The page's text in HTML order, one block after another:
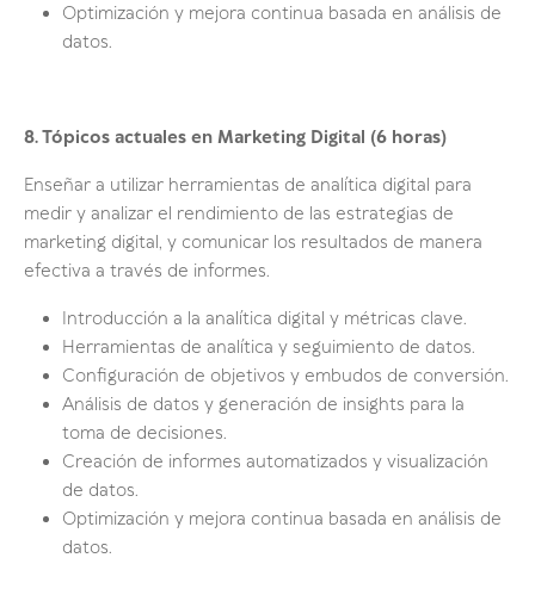
Optimización y mejora continua basada en análisis de
datos.
8. Tópicos actuales en Marketing Digital (6 horas)
Enseñar a utilizar herramientas de analítica digital para
medir y analizar el rendimiento de las estrategias de
marketing digital, y comunicar los resultados de manera
efectiva a través de informes.
Introducción a la analítica digital y métricas clave.
Herramientas de analítica y seguimiento de datos.
Configuración de objetivos y embudos de conversión.
Análisis de datos y generación de insights para la
toma de decisiones.
Creación de informes automatizados y visualización
de datos.
Optimización y mejora continua basada en análisis de
datos.